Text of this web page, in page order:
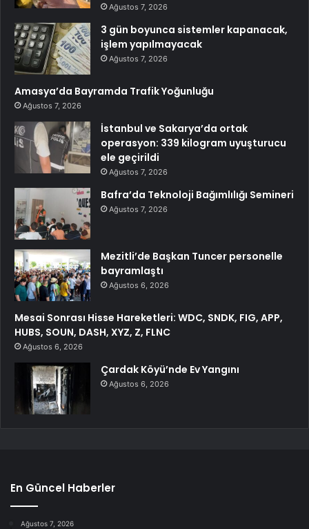
Ağustos 7, 2026
3 gün boyunca sistemler kapanacak,
işlem yapılmayacak
Ağustos 7, 2026
Amasya’da Bayramda Trafik Yoğunluğu
Ağustos 7, 2026
İstanbul ve Sakarya’da ortak
operasyon: 339 kilogram uyuşturucu
ele geçirildi
Ağustos 7, 2026
Bafra’da Teknoloji Bağımlılığı Semineri
Ağustos 7, 2026
Mezitli’de Başkan Tuncer personelle
bayramlaştı
Ağustos 6, 2026
Mesai Sonrası Hisse Hareketleri: WDC, SNDK, FIG, APP,
HUBS, SOUN, DASH, XYZ, Z, FLNC
Ağustos 6, 2026
Çardak Köyü’nde Ev Yangını
Ağustos 6, 2026
En Güncel Haberler
Ağustos 7, 2026